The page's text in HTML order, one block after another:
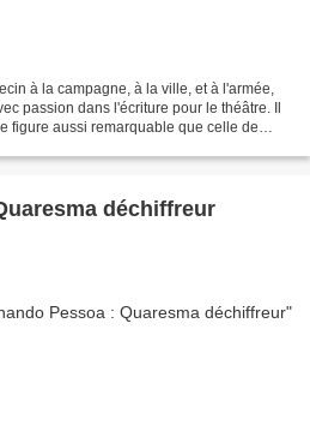
à la campagne, à la ville, et à l'armée,
passion dans l'écriture pour le théâtre. Il
figure aussi remarquable que celle de
déchiffreur